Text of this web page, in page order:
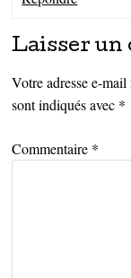
Laisser
Votre adresse e-
sont indiqués avec *
Commentaire *